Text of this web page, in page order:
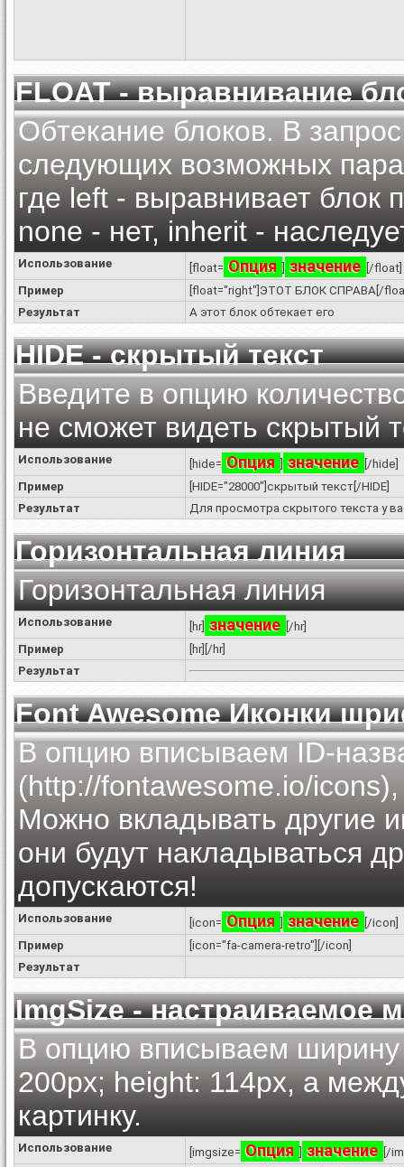
FLOAT - выравнивание
Обтекание блоков. В
следующих возможных
где left - выравнивает блок
none - нет, inherit -
Использование [float= Опция значение [/float]
Пример
[float="right"]ЭТОТ БЛОК СПРАВА[/
Результат
А этот блок обтекает его
HIDE - скрытый текст
Введите в опцию
не сможет видеть скрытый
Использование [hide= Опция значение [/hide]
Пример
[HIDE="28000"]скрытый текст[/HIDE]
Результат
Для просмотра скрытого текста у
Горизонтальная линия
Горизонтальная линия
Использование [hr] значение [/hr]
Пример
[hr][/hr]
Результат
Font Awesome Иконки
В опцию вписываем ID-
(http://fontawesome.io/
Можно вкладывать другие
они будут накладываться
допускаются!
Использование [icon= Опция значение [/icon]
Пример
[icon="fa-camera-retro"][/icon]
Результат
ImgSize - настраиваемое
В опцию вписываем ширину
200px; height: 114px, а
картинку.
Использование [imgsize= Опция значение [/